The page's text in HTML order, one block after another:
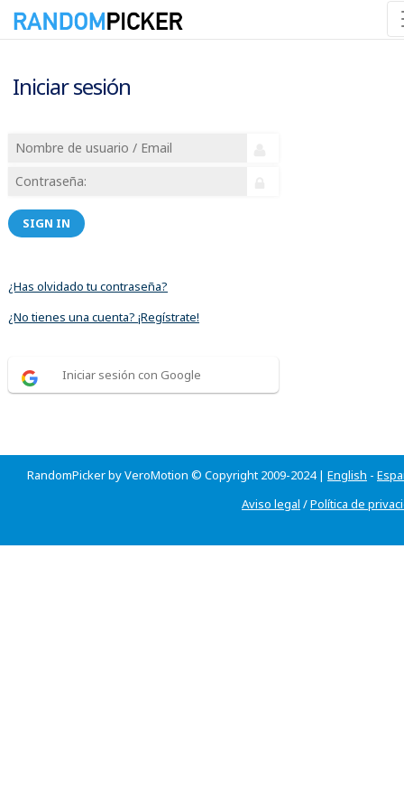
Iniciar sesión
SIGN IN
¿Has olvidado tu contraseña?
¿No tienes una cuenta? ¡Regístrate!
Iniciar sesión con Google
RandomPicker by VeroMotion © Copyright 2009-2024 | English -
Aviso legal /Política de